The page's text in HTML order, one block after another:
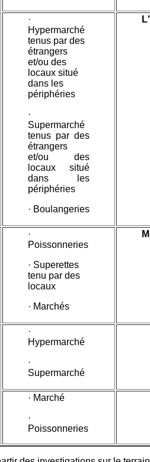
·
Hypermarché
tenus par des
étrangers
et/ou des
locaux situé
dans les
périphéries
·
Supermarché
tenus par des
étrangers
et/ou des
locaux situé
dans les
périphéries
· Boulangeries
·
Poissonneries
· Superettes
tenu par des
locaux
· Marchés
·
Hypermarché
·
Supermarché
· Marché
·
Poissonneries